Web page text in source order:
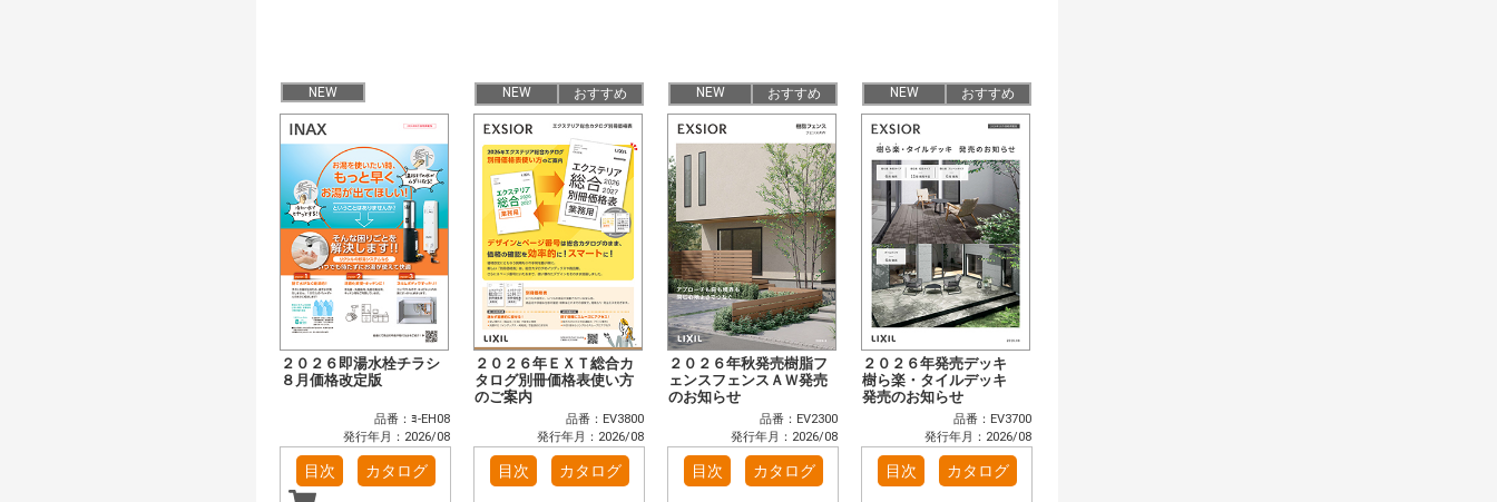
NEW
２０２６即湯水栓チラシ
８月価格改定版
品番：ﾖ-EH08
発行年月：2026/08
目次 カタログ
NEW おすすめ
２０２６年ＥＸＴ総合カ
タログ別冊価格表使い方
のご案内
品番：EV3800
発行年月：2026/08
目次 カタログ
NEW おすすめ
２０２６年秋発売樹脂フ
ェンスフェンスＡＷ発売
のお知らせ
品番：EV2300
発行年月：2026/08
目次 カタログ
NEW おすすめ
２０２６年発売デッキ
樹ら楽・タイルデッキ
発売のお知らせ
品番：EV3700
発行年月：2026/08
目次 カタログ